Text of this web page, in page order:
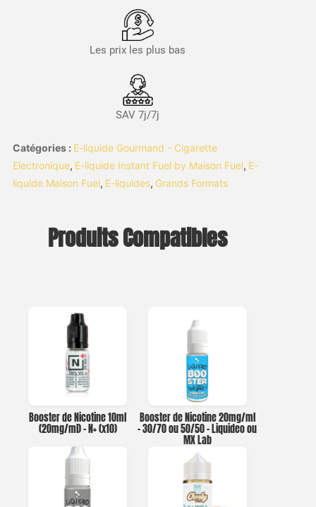
Les prix les plus bas
SAV 7j/7j
Catégories : E-liquide Gourmand - Cigarette
Electronique, E-liquide Instant Fuel by Maison Fuel, E-
liquide Maison Fuel, E-liquides, Grands Formats
Produits Compatibles
Booster de Nicotine 10ml
(20mg/ml) – N+ (x10)
Booster de Nicotine 20mg/ml
– 30/70 ou 50/50 – Liquideo ou
MX Lab